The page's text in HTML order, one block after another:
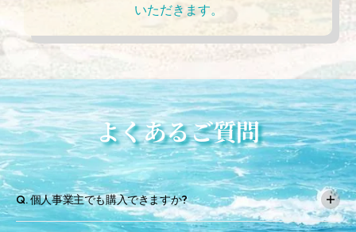
いただきます。
よくあるご質問
Q. 個人事業主でも購入できますか?